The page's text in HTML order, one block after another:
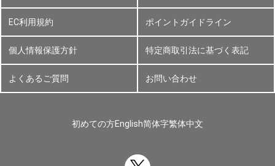
EC利用規約 ポイントガイドライン
個人情報保護方針 特定商取引法に基づく表記
よくあるご質問 お問い合わせ
初めての方English简体字繁体中文